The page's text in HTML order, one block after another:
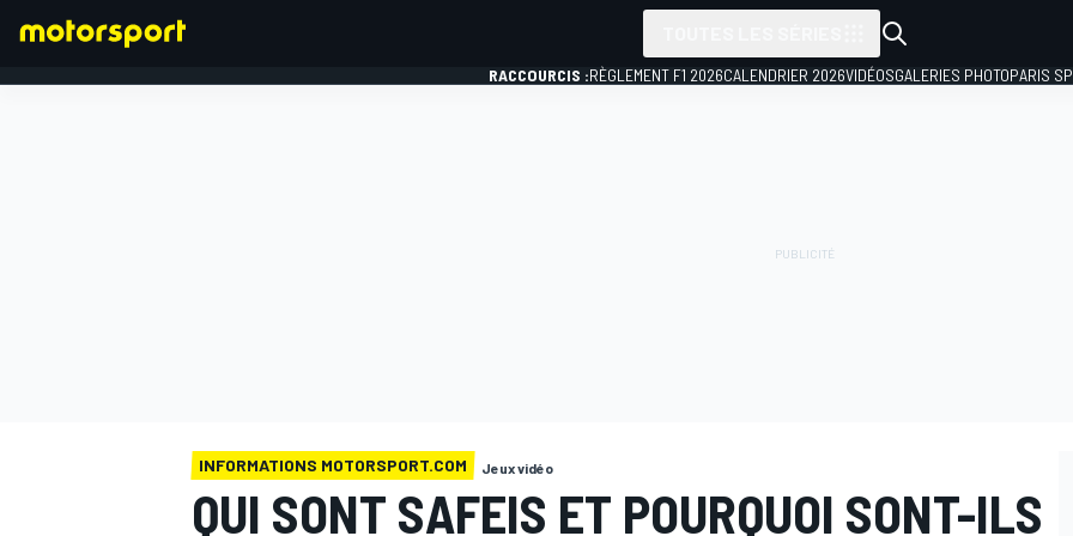
RACCOURCIS :RÈGLEMENT F1 2026CALENDRIER 2026VIDÉOSGALERIES PHOTOPARIS
INFORMATIONS MOTORSPORT.COM Jeux vidéo
QUI SONT SAFEIS ET POURQUOI SONT-ILS